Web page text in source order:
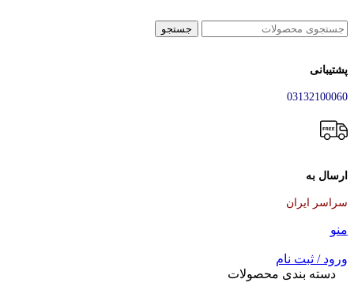
جستجو
پشتیبانی
03132100060
ارسال به
سراسر ایران
منو
ورود / ثبت نام
دسته بندی محصولات